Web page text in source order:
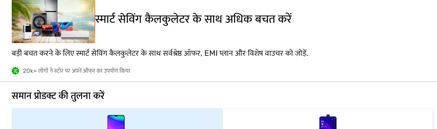
स्मार्ट सेविंग कैलकुलेटर के साथ अधिक बचत करें
बड़ी बचत करने के लिए स्मार्ट सेविंग कैलकुलेटर के साथ सर्वश्रेष्ठ ऑफर, EMI प्लान और विशेष वाउचर को जोड़ें.
20k+ लोगों ने स्टोर पर अपने ऑफर का उपयोग किया
समान प्रोडक्ट की तुलना करें